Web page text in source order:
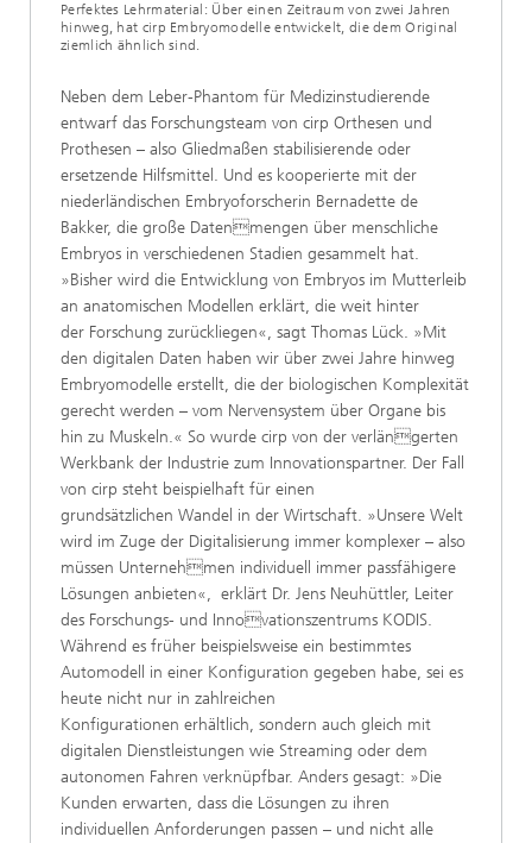
Perfektes Lehrmaterial: Über einen Zeitraum von zwei Jahren
hinweg, hat cirp Embryomodelle entwickelt, die dem Original
ziemlich ähnlich sind.
Neben dem Leber-Phantom für Medizinstudierende
entwarf das Forschungsteam von cirp Orthesen und
Prothesen – also Gliedmaßen stabilisierende oder
ersetzende Hilfsmittel. Und es kooperierte mit der
niederländischen Embryoforscherin Bernadette de
Bakker, die große Datenmengen über menschliche
Embryos in verschiedenen Stadien gesammelt hat.
»Bisher wird die Entwicklung von Embryos im Mutterleib
an anatomischen Modellen erklärt, die weit hinter
der Forschung zurückliegen«, sagt Thomas Lück. »Mit
den digitalen Daten haben wir über zwei Jahre hinweg
Embryomodelle erstellt, die der biologischen Komplexität
gerecht werden – vom Nervensystem über Organe bis
hin zu Muskeln.« So wurde cirp von der verlängerten
Werkbank der Industrie zum Innovationspartner. Der Fall
von cirp steht beispielhaft für einen
grundsätzlichen Wandel in der Wirtschaft. »Unsere Welt
wird im Zuge der Digitalisierung immer komplexer – also
müssen Unternehmen individuell immer passfähigere
Lösungen anbieten«, erklärt Dr. Jens Neuhüttler, Leiter
des Forschungs- und Innovationszentrums KODIS.
Während es früher beispielsweise ein bestimmtes
Automodell in einer Konfiguration gegeben habe, sei es
heute nicht nur in zahlreichen
Konfigurationen erhältlich, sondern auch gleich mit
digitalen Dienstleistungen wie Streaming oder dem
autonomen Fahren verknüpfbar. Anders gesagt: »Die
Kunden erwarten, dass die Lösungen zu ihren
individuellen Anforderungen passen – und nicht alle